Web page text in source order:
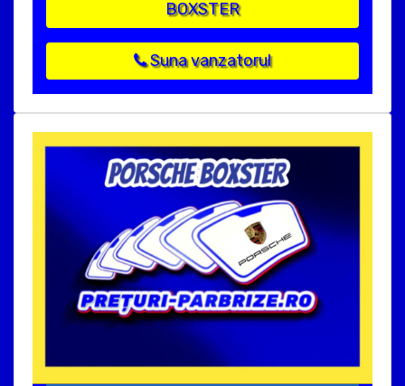
BOXSTER
Suna vanzatorul